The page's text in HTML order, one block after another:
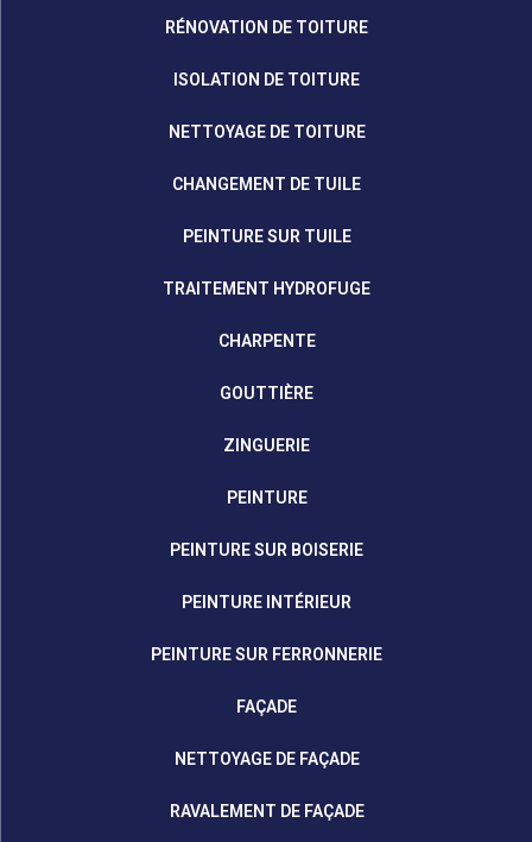
RÉNOVATION DE TOITURE
ISOLATION DE TOITURE
NETTOYAGE DE TOITURE
CHANGEMENT DE TUILE
PEINTURE SUR TUILE
TRAITEMENT HYDROFUGE
CHARPENTE
GOUTTIÈRE
ZINGUERIE
PEINTURE
PEINTURE SUR BOISERIE
PEINTURE INTÉRIEUR
PEINTURE SUR FERRONNERIE
FAÇADE
NETTOYAGE DE FAÇADE
RAVALEMENT DE FAÇADE